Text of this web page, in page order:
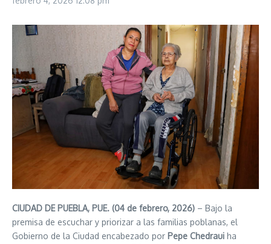
CIUDAD DE PUEBLA, PUE. (04 de febrero, 2026) – Bajo la
premisa de escuchar y priorizar a las familias poblanas, el
Gobierno de la Ciudad encabezado por Pepe Chedraui ha